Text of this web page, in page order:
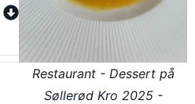
Restaurant - Dessert på
Søllerød Kro 2025 -